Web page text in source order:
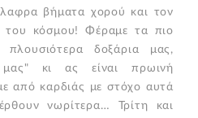
βήματα χορού και τον
του κόσμου! Φέραμε τα πιο
δοξάρια μας,
κι ας είναι πρωινή
από καρδιάς με στόχο αυτά
νωρίτερα… Τρίτη και